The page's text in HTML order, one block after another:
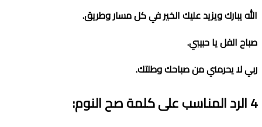
الله يبارك ويزيد عليك الخير في كل مسار وطريق.
صباح الفل يا حبيبي.
ربي لا يحرمني من صباحك وطلتك.
4الرد المناسب على كلمة صح النوم: